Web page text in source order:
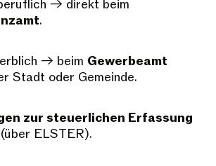
→ direkt beim
.
→ beim Gewerbeamt
Stadt oder Gemeinde.
zur steuerlichen Erfassung
ELSTER).